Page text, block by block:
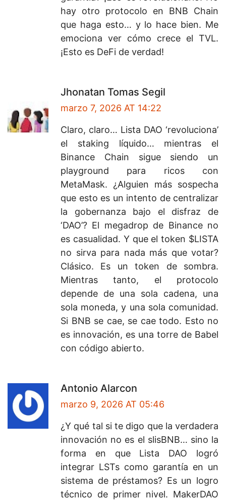
hay otro protocolo en BNB Chain
que haga esto… y lo hace bien. Me
emociona ver cómo crece el TVL.
¡Esto es DeFi de verdad!
Jhonatan Tomas Segil
marzo 7, 2026 AT 14:22
Claro, claro… Lista DAO ‘revoluciona’
el staking líquido… mientras el
Binance Chain sigue siendo un
playground para ricos con
MetaMask. ¿Alguien más sospecha
que esto es un intento de centralizar
la gobernanza bajo el disfraz de
‘DAO’? El megadrop de Binance no
es casualidad. Y que el token $LISTA
no sirva para nada más que votar?
Clásico. Es un token de sombra.
Mientras tanto, el protocolo
depende de una sola cadena, una
sola moneda, y una sola comunidad.
Si BNB se cae, se cae todo. Esto no
es innovación, es una torre de Babel
con código abierto.
Antonio Alarcon
marzo 9, 2026 AT 05:46
¿Y qué tal si te digo que la verdadera
innovación no es el slisBNB… sino la
forma en que Lista DAO logró
integrar LSTs como garantía en un
sistema de préstamos? Es un logro
técnico de primer nivel. MakerDAO